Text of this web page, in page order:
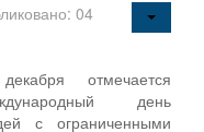
04
отмечается
день
с ограниченными